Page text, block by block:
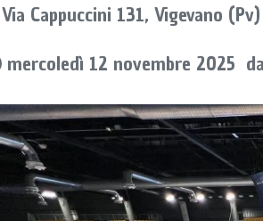
Via Cappuccini 131, Vigevano (Pv)
mercoledì 12 novembre 2025